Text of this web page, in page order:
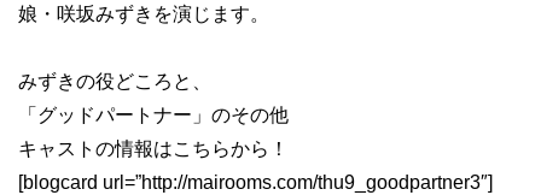
娘・咲坂みずきを演じます。
みずきの役どころと、
「グッドパートナー」のその他
キャストの情報はこちらから！
[blogcard url=”http://mairooms.com/thu9_goodpartner3″]